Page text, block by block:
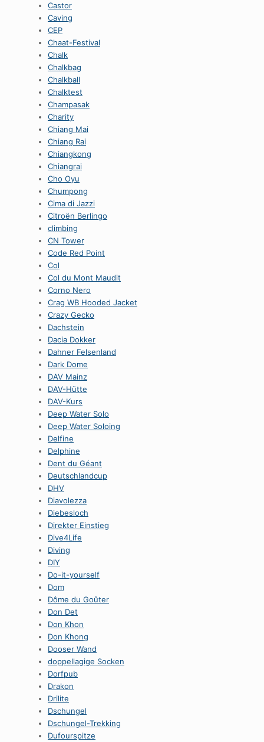
Castor
Caving
CEP
Chaat-Festival
Chalk
Chalkbag
Chalkball
Chalktest
Champasak
Charity
Chiang Mai
Chiang Rai
Chiangkong
Chiangrai
Cho Oyu
Chumpong
Cima di Jazzi
Citroën Berlingo
climbing
CN Tower
Code Red Point
Col
Col du Mont Maudit
Corno Nero
Crag WB Hooded Jacket
Crazy Gecko
Dachstein
Dacia Dokker
Dahner Felsenland
Dark Dome
DAV Mainz
DAV-Hütte
DAV-Kurs
Deep Water Solo
Deep Water Soloing
Delfine
Delphine
Dent du Géant
Deutschlandcup
DHV
Diavolezza
Diebesloch
Direkter Einstieg
Dive4Life
Diving
DIY
Do-it-yourself
Dom
Dôme du Goûter
Don Det
Don Khon
Don Khong
Dooser Wand
doppellagige Socken
Dorfpub
Drakon
Drilite
Dschungel
Dschungel-Trekking
Dufourspitze